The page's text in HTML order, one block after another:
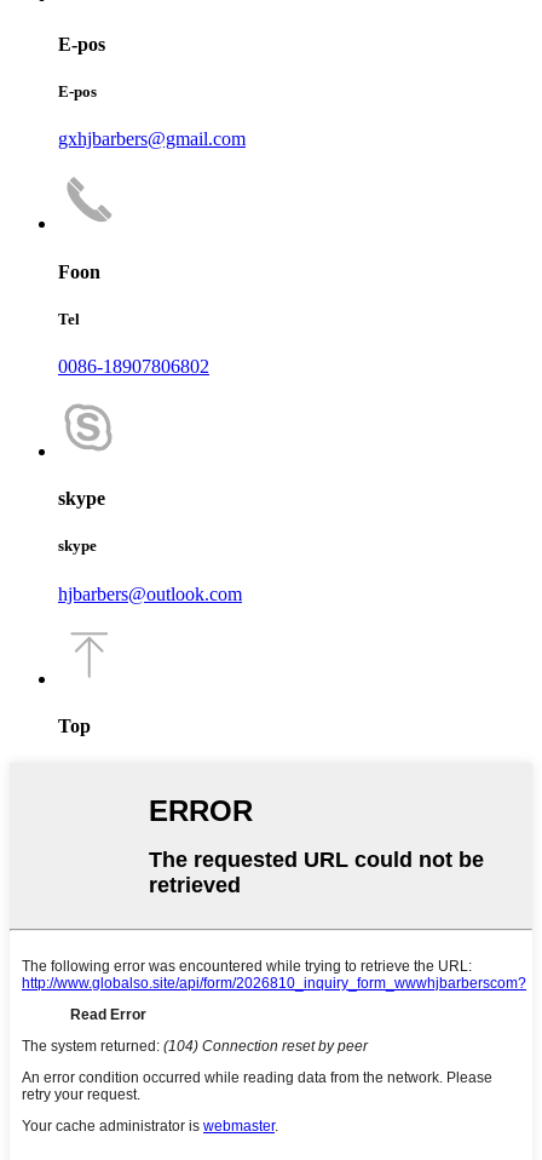
E-pos
E-pos
gxhjbarbers@gmail.com
Foon
Tel
0086-18907806802
skype
skype
hjbarbers@outlook.com
Top